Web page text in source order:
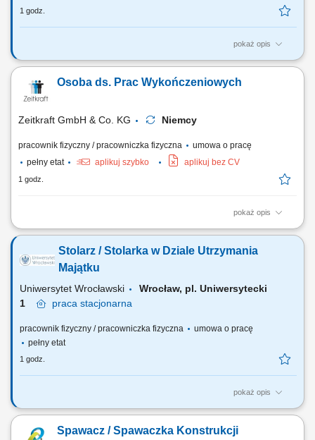
1 godz.
pokaż opis
Zakres obowiązków Konsultacje psychologiczne dla
Interwencja kryzysowa, wsparcie i psychoedukacja. Prowadzenie
dokumentacji zgodnie ze standardami. Współpraca z zespołem BWD.
Osoba ds. Prac Wykończeniowych
Zeitkraft GmbH & Co. KG Niemcy
pracownik fizyczny / pracowniczka fizyczna
umowa o pracę
pełny etat
aplikuj szybko aplikuj bez CV
1 godz.
pokaż opis
Opis stanowiska: Samodzielne wykonywanie prac malarskich
tapet, m.in. flizelina), Przygotowanie powierzchni pod wykończenie:
szpachlowanie, szlifowanie, gruntowanie, Dbanie o jakość wykonania i
Stolarz / Stolarka w Dziale Utrzymania
Majątku
Uniwersytet Wrocławski
Wrocław, pl. Uniwersytecki
1
praca stacjonarna
pracownik fizyczny / pracowniczka fizyczna
umowa o pracę
pełny etat
1 godz.
pokaż opis
Główne obowiązki Wykonywanie prac stolarskich oraz prowadzenie
Usuwanie awarii stolarskich. Wykonywanie poleceń służbowych w
Spawacz / Spawaczka Konstrukcji